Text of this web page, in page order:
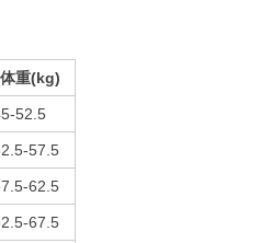
体重(kg)
52.5
57.5
62.5
67.5